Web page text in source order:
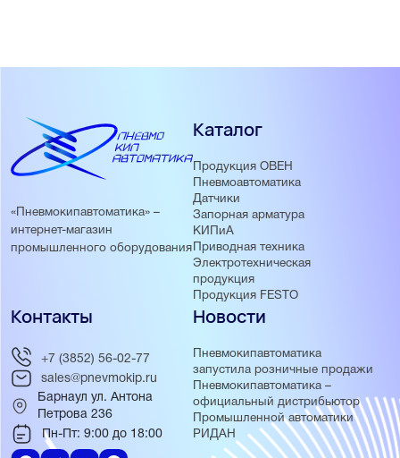
«Пневмокипавтоматика» –
интернет-магазин
промышленного оборудования
Каталог
Продукция ОВЕН
Пневмоавтоматика
Датчики
Запорная арматура
КИПиА
Приводная техника
Электротехническая
продукция
Продукция FESTO
Новости
Пневмокипавтоматика
запустила розничные продажи
Пневмокипавтоматика –
официальный дистрибьютор
Промышленной автоматики
РИДАН
Контакты
+7 (3852) 56-02-77
sales@pnevmokip.ru
Барнаул ул. Антона
Петрова 236
Пн-Пт: 9:00 до 18:00